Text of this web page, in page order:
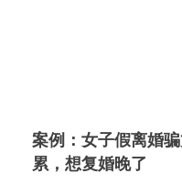
案例：女子假离婚
累，想复婚晚了